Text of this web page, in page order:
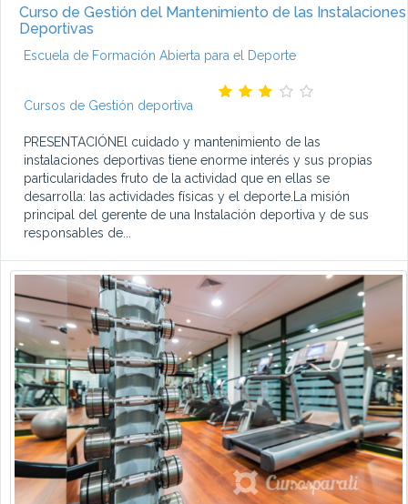
Curso de Gestión del Mantenimiento de las Instalaciones
Deportivas
Escuela de Formación Abierta para el Deporte
Cursos de Gestión deportiva
PRESENTACIÓNEl cuidado y mantenimiento de las
instalaciones deportivas tiene enorme interés y sus propias
particularidades fruto de la actividad que en ellas se
desarrolla: las actividades físicas y el deporte.La misión
principal del gerente de una Instalación deportiva y de sus
responsables de...